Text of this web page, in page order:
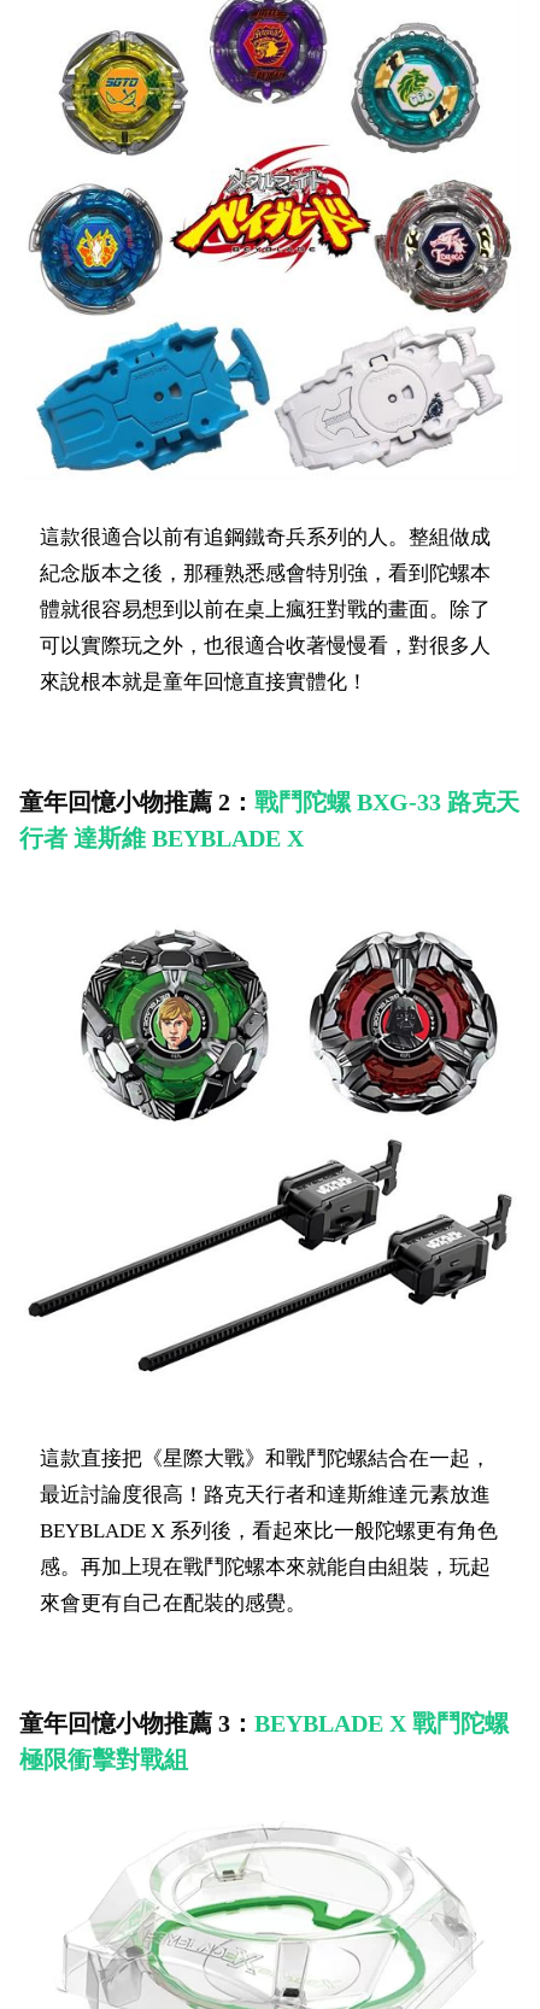
這款很適合以前有追鋼鐵奇兵系列的人。整組做成
紀念版本之後，那種熟悉感會特別強，看到陀螺本
體就很容易想到以前在桌上瘋狂對戰的畫面。除了
可以實際玩之外，也很適合收著慢慢看，對很多人
來說根本就是童年回憶直接實體化！
童年回憶小物推薦 2： 戰鬥陀螺 BXG-33 路克天
行者 達斯維 BEYBLADE X
這款直接把《星際大戰》和戰鬥陀螺結合在一起，
最近討論度很高！路克天行者和達斯維達元素放進
BEYBLADE X 系列後，看起來比一般陀螺更有角色
感。再加上現在戰鬥陀螺本來就能自由組裝，玩起
來會更有自己在配裝的感覺。
童年回憶小物推薦 3： BEYBLADE X 戰鬥陀螺
極限衝擊對戰組